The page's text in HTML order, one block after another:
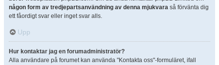
någon form av tredjepartsanvändning av denna mjukvara så förvänta dig
ett fåordigt svar eller inget svar alls.
Upp
Hur kontaktar jag en forumadministratör?
Alla användare på forumet kan använda "Kontakta oss"-formuläret, ifall